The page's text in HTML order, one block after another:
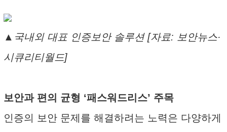
▲국내외 대표 인증보안 솔루션 [자료: 보안뉴스·
시큐리티월드]
보안과 편의 균형 ‘패스워드리스’ 주목
인증의 보안 문제를 해결하려는 노력은 다양하게